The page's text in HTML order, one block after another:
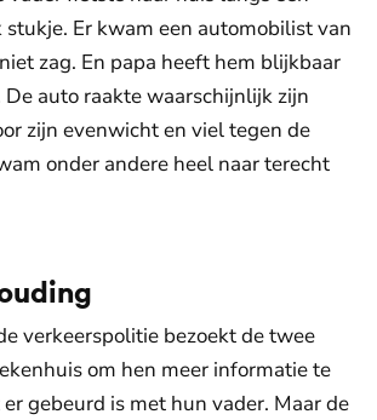
Er kwam een automobilist van
zag. En papa heeft hem blijkbaar
De auto raakte waarschijnlijk zijn
zijn evenwicht en viel tegen de
onder andere heel naar terecht
verkeerspolitie bezoekt de twee
om hen meer informatie te
gebeurd is met hun vader. Maar de